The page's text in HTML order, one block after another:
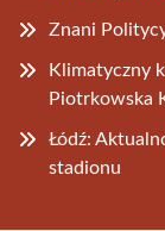
Znani
Klimatyczny
Piotrkowska
Łódź:
stadionu